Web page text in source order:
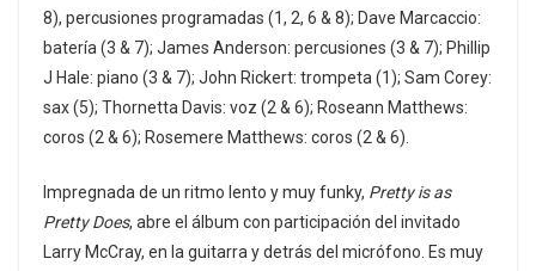
8), percusiones programadas (1, 2, 6 & 8); Dave Marcaccio:
batería (3 & 7); James Anderson: percusiones (3 & 7); Phillip
J Hale: piano (3 & 7); John Rickert: trompeta (1); Sam Corey:
sax (5); Thornetta Davis: voz (2 & 6); Roseann Matthews:
coros (2 & 6); Rosemere Matthews: coros (2 & 6).
Impregnada de un ritmo lento y muy funky, Pretty is as
Pretty Does, abre el álbum con participación del invitado
Larry McCray, en la guitarra y detrás del micrófono. Es muy